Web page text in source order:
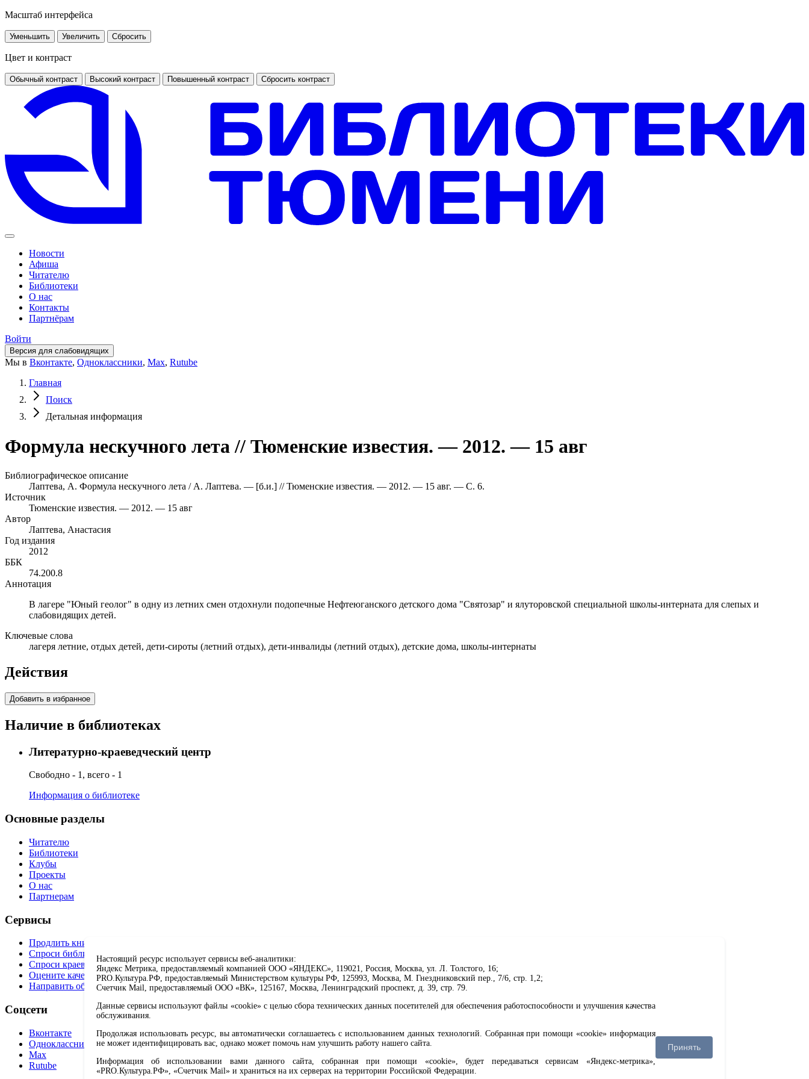
Масштаб интерфейса
Уменьшить Увеличить Сбросить
Цвет и контраст
Обычный контраст Высокий контраст Повышенный контраст Сбросить контраст
Новости
Афиша
Читателю
Библиотеки
О нас
Контакты
Партнёрам
Войти
Версия для слабовидящих
Мы в Вконтакте, Одноклассники, Max, Rutube
Главная
Поиск
Детальная информация
Формула нескучного лета // Тюменские известия. — 2012. — 15 авг
Библиографическое описание
Лаптева, А. Формула нескучного лета / А. Лаптева. — [б.и.] // Тюменские известия. — 2012. — 15 авг. — С. 6.
Источник
Тюменские известия. — 2012. — 15 авг
Автор
Лаптева, Анастасия
Год издания
2012
ББК
74.200.8
Аннотация
В лагере "Юный геолог" в одну из летних смен отдохнули подопечные Нефтеюганского детского дома "Святозар" и ялуторовской специальной школы-интерната для слепых и
слабовидящих детей.
Ключевые слова
лагеря летние, отдых детей, дети-сироты (летний отдых), дети-инвалиды (летний отдых), детские дома, школы-интернаты
Действия
Добавить в избранное
Наличие в библиотеках
Литературно-краеведческий центр
Свободно - 1, всего - 1
Информация о библиотеке
Основные разделы
Читателю
Библиотеки
Клубы
Проекты
О нас
Партнерам
Сервисы
Продлить книгу
Спроси библиотекаря
Спроси краеведа
Оцените качество услуг
Направить обращение директору
Соцсети
Вконтакте
Одноклассники
Max
Rutube
Настоящий ресурс использует сервисы веб-аналитики:
Яндекс Метрика, предоставляемый компанией ООО «ЯНДЕКС», 119021, Россия, Москва, ул. Л. Толстого, 16;
PRO.Культура.РФ, предоставляемый Министерством культуры РФ, 125993, Москва, М. Гнездниковский пер., 7/6, стр. 1,2;
Счетчик Mail, предоставляемый ООО «ВК», 125167, Москва, Ленинградский проспект, д. 39, стр. 79.
Данные сервисы используют файлы «cookie» с целью сбора технических данных посетителей для обеспечения работоспособности и улучшения качества
обслуживания.
Продолжая использовать ресурс, вы автоматически соглашаетесь с использованием данных технологий. Собранная при помощи «cookie» информация
не может идентифицировать вас, однако может помочь нам улучшить работу нашего сайта.
Информация об использовании вами данного сайта, собранная при помощи «cookie», будет передаваться сервисам «Яндекс-метрика»,
«PRO.Культура.РФ», «Счетчик Mail» и храниться на их серверах на территории Российской Федерации.
Принять